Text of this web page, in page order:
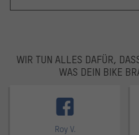
WIR TUN ALLES DAFÜR,
WAS DEIN BIKE
Roy V.